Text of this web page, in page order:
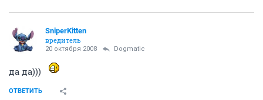
SniperKitten
вредитель
20 октября 2008 Dogmatic
да да)))
ОТВЕТИТЬ